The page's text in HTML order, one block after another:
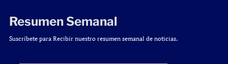
Resumen Semanal
Suscríbete para Recibir nuestro resumen semanal de noticias.